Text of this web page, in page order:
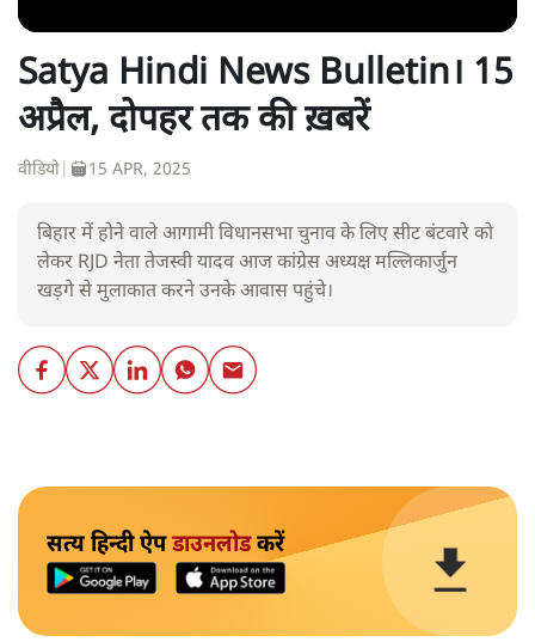
Satya Hindi News Bulletin। 15
अप्रैल, दोपहर तक की ख़बरें
वीडियो 15 APR, 2025
बिहार में होने वाले आगामी विधानसभा चुनाव के लिए सीट बंटवारे को
लेकर RJD नेता तेजस्वी यादव आज कांग्रेस अध्यक्ष मल्लिकार्जुन
खड़गे से मुलाकात करने उनके आवास पहुंचे।
सत्य हिन्दी ऐपडाउनलोडकरें